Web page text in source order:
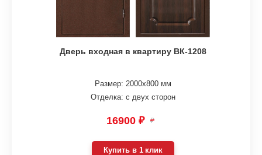
Дверь входная в квартиру ВК-1208
Размер: 2000х800 мм
Отделка: с двух сторон
16900 ₽ ₽
Купить в 1 клик